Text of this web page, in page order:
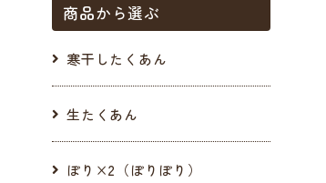
商品から選ぶ
寒干したくあん
生たくあん
ぽり×2（ぽりぽり）